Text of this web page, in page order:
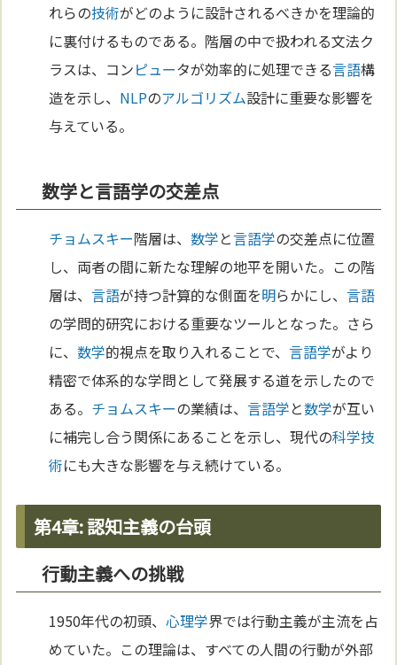
れらの技術がどのように設計されるべきかを理論的
に裏付けるものである。階層の中で扱われる文法ク
ラスは、コンピュータが効率的に処理できる言語構
造を示し、 NLPのアルゴリズム設計に重要な影響を
与えている。
数学と言語学の交差点
チョムスキー階層は、数学と言語学の交差点に位置
し、両者の間に新たな理解の地平を開いた。この階
層は、言語が持つ計算的な側面を明らかにし、言語
の学問的研究における重要なツールとなった。さら
に、数学的視点を取り入れることで、言語学がより
精密で体系的な学問として発展する道を示したので
ある。 チョムスキーの業績は、言語学と数学が互い
に補完し合う関係にあることを示し、現代の科学技
術にも大きな影響を与え続けている。
第4章: 認知主義の台頭
行動主義への挑戦
1950年代の初頭、心理学界では行動主義が主流を占
めていた。この理論は、すべての人間の行動が外部